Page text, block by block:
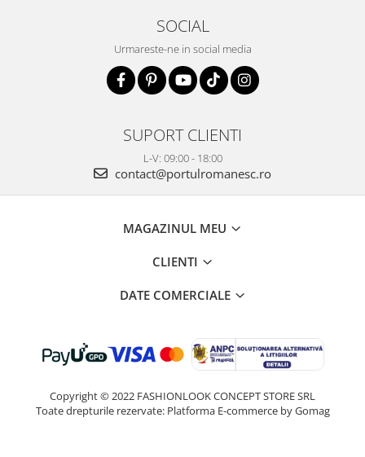
SOCIAL
Urmareste-ne in social media
SUPORT CLIENTI
L-V: 09:00 - 18:00
contact@portulromanesc.ro
MAGAZINUL MEU
CLIENTI
DATE COMERCIALE
Copyright © 2022 FASHIONLOOK CONCEPT STORE SRL
Toate drepturile rezervate: Platforma E-commerce by Gomag